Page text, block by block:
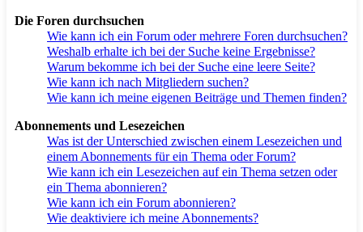
Die Foren durchsuchen
Wie kann ich ein Forum oder mehrere Foren durchsuchen?
Weshalb erhalte ich bei der Suche keine Ergebnisse?
Warum bekomme ich bei der Suche eine leere Seite?
Wie kann ich nach Mitgliedern suchen?
Wie kann ich meine eigenen Beiträge und Themen finden?
Abonnements und Lesezeichen
Was ist der Unterschied zwischen einem Lesezeichen und
einem Abonnements für ein Thema oder Forum?
Wie kann ich ein Lesezeichen auf ein Thema setzen oder
ein Thema abonnieren?
Wie kann ich ein Forum abonnieren?
Wie deaktiviere ich meine Abonnements?